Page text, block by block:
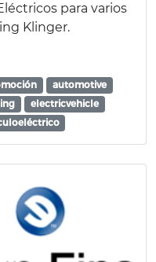
para varios
Klinger.
automotive
electricvehicle